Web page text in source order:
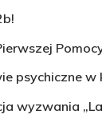
psychiczne w
wyzwania